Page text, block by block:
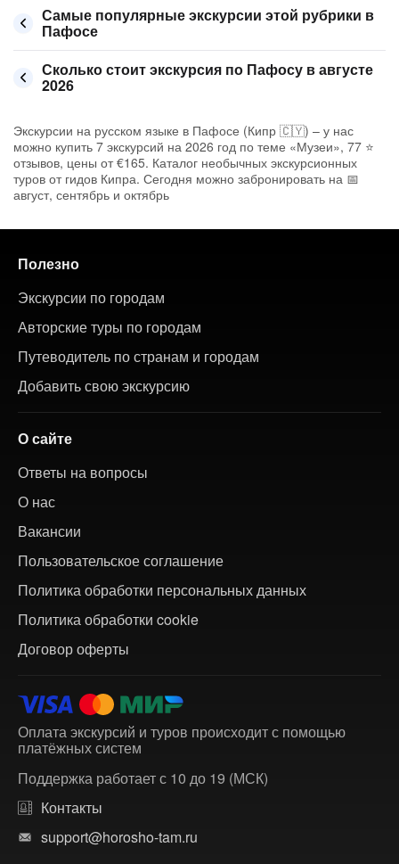
Самые популярные экскурсии этой рубрики в
Пафосе
Сколько стоит экскурсия по Пафосу в августе
2026
Экскурсии на русском языке в Пафосе (Кипр 🇨🇾) – у нас
можно купить 7 экскурсий на 2026 год по теме «Музеи», 77 ⭐
отзывов, цены от €165. Каталог необычных экскурсионных
туров от гидов Кипра. Сегодня можно забронировать на 📅
август, сентябрь и октябрь
Полезно
Экскурсии по городам
Авторские туры по городам
Путеводитель по странам и городам
Добавить свою экскурсию
О сайте
Ответы на вопросы
О нас
Вакансии
Пользовательское соглашение
Политика обработки персональных данных
Политика обработки cookie
Договор оферты
Оплата экскурсий и туров происходит с помощью
платёжных систем
Поддержка работает с 10 до 19 (МСК)
Контакты
support@horosho-tam.ru